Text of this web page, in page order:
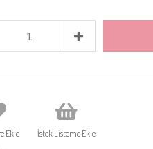
Ekle İstek Listeme Ekle